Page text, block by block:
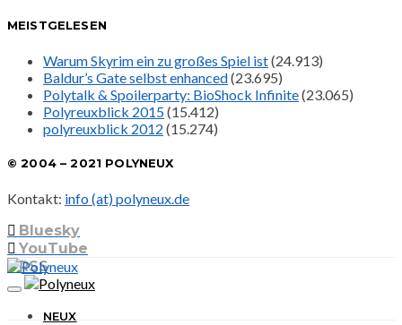
MEISTGELESEN
Warum Skyrim ein zu großes Spiel ist(24.913)
Baldur’s Gate selbst enhanced(23.695)
Polytalk & Spoilerparty: BioShock Infinite(23.065)
Polyreuxblick 2015(15.412)
polyreuxblick 2012 (15.274)
© 2004 – 2021 POLYNEUX
Kontakt: info (at) polyneux.de
Bluesky
YouTube
RSS
NEUX